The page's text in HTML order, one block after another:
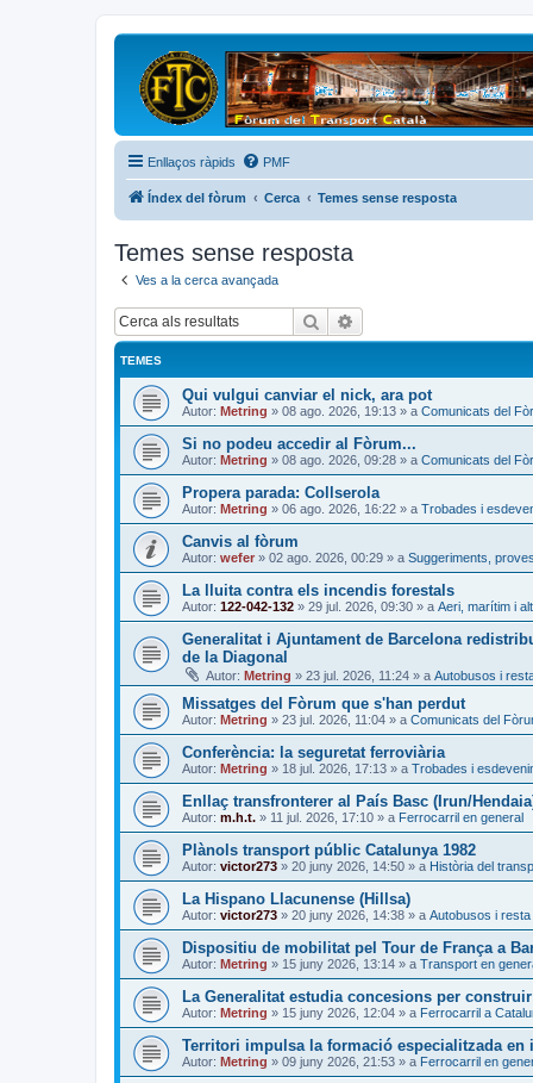
Enllaços ràpids PMF
Índex del fòrum Cerca Temes sense resposta
Temes sense resposta
Ves a la cerca avançada
Cerca
TEMES
Qui vulgui canviar el nick, ara pot
Autor: Metring » 08 ago. 2026, 19:13 » a Comunicats del
Si no podeu accedir al Fòrum...
Autor: Metring » 08 ago. 2026, 09:28 » a Comunicats del
Propera parada: Collserola
Autor: Metring » 06 ago. 2026, 16:22 » a Trobades i
Canvis al fòrum
Autor: wefer » 02 ago. 2026, 00:29 » a Suggeriments,
La lluita contra els incendis forestals
Autor: 122-042-132 » 29 jul. 2026, 09:30 » a Aeri, marítim i
Generalitat i Ajuntament de Barcelona
de la Diagonal
Autor: Metring » 23 jul. 2026, 11:24 » a Autobusos i
Missatges del Fòrum que s'han perdut
Autor: Metring » 23 jul. 2026, 11:04 » a Comunicats del
Conferència: la seguretat ferroviària
Autor: Metring » 18 jul. 2026, 17:13 » a Trobades i
Enllaç transfronterer al País Basc (Irun/
Autor: m.h.t. » 11 jul. 2026, 17:10 » a Ferrocarril en general
Plànols transport públic Catalunya 1982
Autor: victor273 » 20 juny 2026, 14:50 » a Història del
La Hispano Llacunense (Hillsa)
Autor: victor273 » 20 juny 2026, 14:38 » a Autobusos i
Dispositiu de mobilitat pel Tour de França a
Autor: Metring » 15 juny 2026, 13:14 » a Transport en
La Generalitat estudia concesions per
Autor: Metring » 15 juny 2026, 12:04 » a Ferrocarril a
Territori impulsa la formació especialitzada en
Autor: Metring » 09 juny 2026, 21:53 » a Ferrocarril en